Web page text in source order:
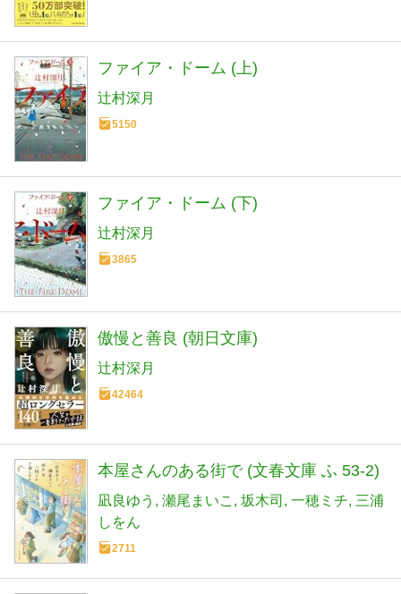
ファイア・ドーム (上)
辻村深月
5150
ファイア・ドーム (下)
辻村深月
3865
傲慢と善良 (朝日文庫)
辻村深月
42464
本屋さんのある街で (文春文庫 ふ 53-2)
凪良ゆう 瀬尾まいこ 坂木司 一穂ミチ 三浦
しをん
2711